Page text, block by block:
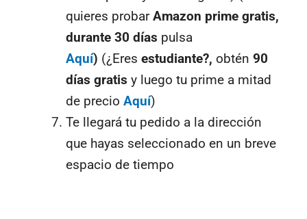
quieres probarAmazon prime gratis,
durante 30 días pulsa
Aquí) (¿Eresestudiante?,obtén 90
días gratis y luego tu prime a mitad
de precioAquí)
Te llegará tu pedido a la dirección
que hayas seleccionado en un breve
espacio de tiempo